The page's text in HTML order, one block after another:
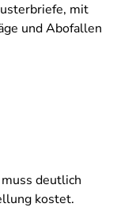
mit
und Abofallen
deutlich
kostet.